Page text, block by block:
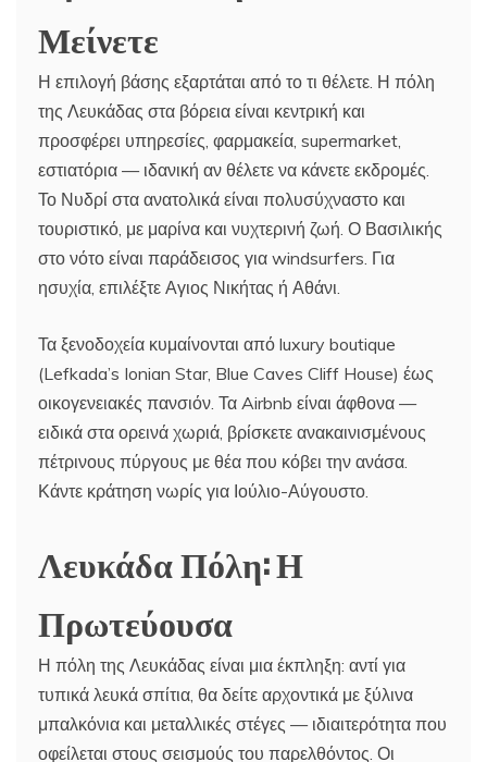
Μείνετε
Η επιλογή βάσης εξαρτάται από το τι θέλετε. Η πόλη
της Λευκάδας στα βόρεια είναι κεντρική και
προσφέρει υπηρεσίες, φαρμακεία, supermarket,
εστιατόρια — ιδανική αν θέλετε να κάνετε εκδρομές.
Το Νυδρί στα ανατολικά είναι πολυσύχναστο και
τουριστικό, με μαρίνα και νυχτερινή ζωή. Ο Βασιλικής
στο νότο είναι παράδεισος για windsurfers. Για
ησυχία, επιλέξτε Αγιος Νικήτας ή Αθάνι.
Τα ξενοδοχεία κυμαίνονται από luxury boutique
(Lefkada’s Ionian Star, Blue Caves Cliff House) έως
οικογενειακές πανσιόν. Τα Airbnb είναι άφθονα —
ειδικά στα ορεινά χωριά, βρίσκετε ανακαινισμένους
πέτρινους πύργους με θέα που κόβει την ανάσα.
Κάντε κράτηση νωρίς για Ιούλιο-Αύγουστο.
Λευκάδα Πόλη: Η
Πρωτεύουσα
Η πόλη της Λευκάδας είναι μια έκπληξη: αντί για
τυπικά λευκά σπίτια, θα δείτε αρχοντικά με ξύλινα
μπαλκόνια και μεταλλικές στέγες — ιδιαιτερότητα που
οφείλεται στους σεισμούς του παρελθόντος. Οι